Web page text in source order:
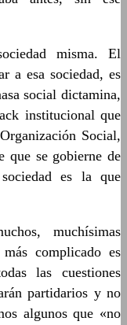
misma. El
a esa sociedad, es
social dictamina,
institucional que
Social,
que se gobierne de
es la que
muchísimas
complicado es
las cuestiones
partidarios y no
algunos que «no